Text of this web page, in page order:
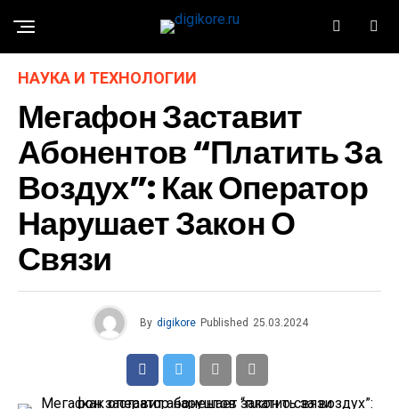
НАУКА И ТЕХНОЛОГИИ
Мегафон Заставит
Абонентов “платить За
Воздух”: Как Оператор
Нарушает Закон О
Связи
By digikore Published 25.03.2024